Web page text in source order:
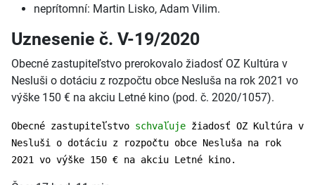
neprítomní: Martin Lisko, Adam Vilim.
Uznesenie č. V-19/2020
Obecné zastupiteľstvo prerokovalo žiadosť OZ Kultúra v
Nesluši o dotáciu z rozpočtu obce Nesluša na rok 2021 vo
výške 150 € na akciu Letné kino (pod. č. 2020/1057).
Obecné zastupiteľstvo schvaľuje žiadosť OZ Kultúra v
Nesluši o dotáciu z rozpočtu obce Nesluša na rok
2021 vo výške 150 € na akciu Letné kino.